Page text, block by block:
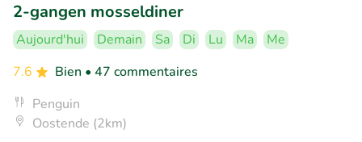
2-gangen mosseldiner
Aujourd'hui Demain Sa Di Lu Ma
Me
7.6
Bien • 47 commentaires
Penguin
Oostende (2km)